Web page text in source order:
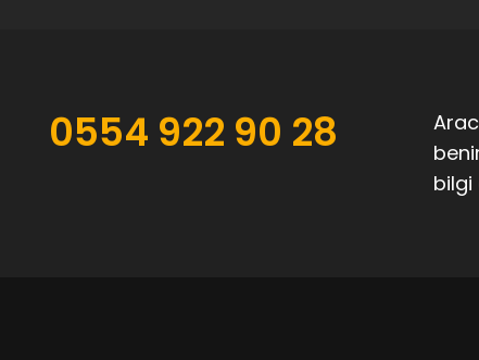
0554 922 90 28
bilgi